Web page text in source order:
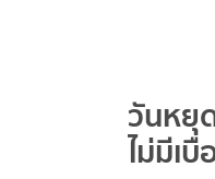
วันหยุ
ไม่มีเบื่